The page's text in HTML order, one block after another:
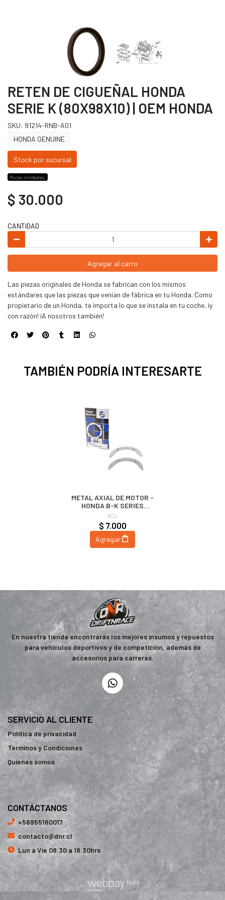
RETEN DE CIGUEÑAL HONDA
SERIE K (80X98X10) | OEM HONDA
SKU: 91214-RNB-A01
HONDA GENUINE
Stock por sucursal
Pocas Unidades.
$ 30.000
CANTIDAD
Agregar al carro
Las piezas originales de Honda se fabrican con los mismos
estándares que las piezas que venían de fábrica en tu Honda. Como
propietario de un Honda, te importa lo que se instala en tu coche, ¡y
con razón! ¡A nosotros también!
TAMBIÉN PODRÍA INTERESARTE
METAL AXIAL DE MOTOR -
HONDA B-K SERIES
MEDIDA STD | ACL
ACL
$ 7.000
Agregar
En nuestra tienda encontrarás los mejores insumos y repuestos
para vehículos deportivos y de competición, además de
accesorios para carreras.
SERVICIO AL CLIENTE
Política de privacidad
Terminos y Condiciones
Quienes somos
CONTÁCTANOS
+56955160017
contacto@dnr.cl
Lun a Vie 08:30 a 18:30hrs